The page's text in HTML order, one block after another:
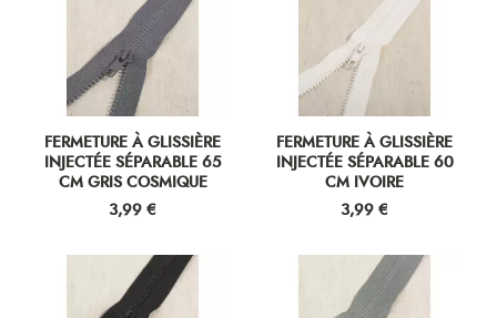
FERMETURE À GLISSIÈRE
INJECTÉE SÉPARABLE 65
CM GRIS COSMIQUE
Prix
3,99 €
FERMETURE À GLISSIÈRE
INJECTÉE SÉPARABLE 60
CM IVOIRE
Prix
3,99 €